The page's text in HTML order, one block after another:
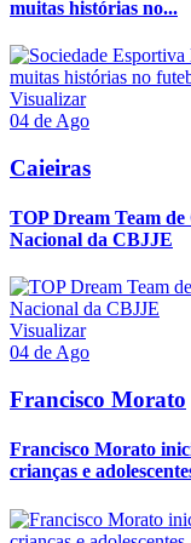
muitas histórias no...
Visualizar
04 de Ago
Caieiras
TOP Dream Team de
Nacional da CBJJE
Visualizar
04 de Ago
Francisco Morato
Francisco Morato
crianças e